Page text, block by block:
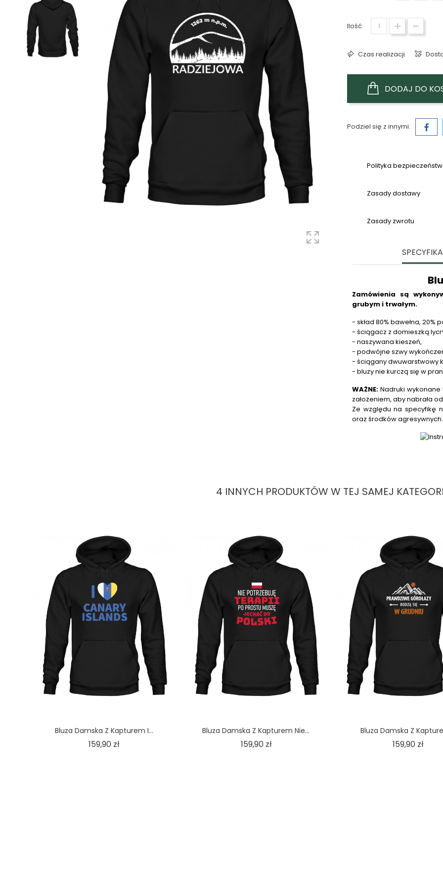
Ilość:
Czas realizacji
DODAJ DO
Podziel się z innymi:
Polityka
Zasady dostawy
Zasady zwrotu
Zamówienia są
grubym i trwałym.
- skład 80% bawełna, 20%
- ściągacz z domieszką
- naszywana kieszeń,
- podwójne szwy
- ściągany dwuwarstwowy
- bluzy nie kurczą się w
WAŻNE: Nadruki wykonane
założeniem, aby nabrała
Ze względu na specyfikę
oraz środków
4 INNYCH PRODUKTÓW W TEJ SAMEJ
Bluza Damska Z Kapturem I...
159,90 złCena
Bluza Damska Z Kapturem Nie...
159,90 złCena
Bluza Damska Z
159,90 zł